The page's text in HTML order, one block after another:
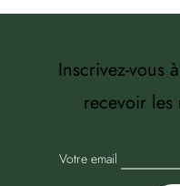
Inscrivez-vous
recevoir
Votre email